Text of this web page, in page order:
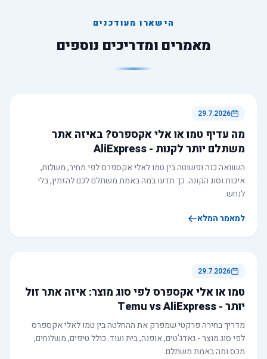
הישארו מעודכנים
מאמרים ומדריכים נוספים
29.7.2026
מה עדיף טמו או אלי אקספרס? באיזה אתר
משתלם יותר לקנות - AliExpress
השוואה כנה ופשוטה בין טמו לאלי אקספרס לפי מחיר, משלוח,
איכות וסוג הקונה. כך תדעו במה באמת משתלם לכם להזמין, בלי
לנחש.
למאמר המלא
29.7.2026
טמו או אלי אקספרס לפי סוג מוצר: איזה אתר זול
יותר - Temu vs AliExpress
מדריך בחירה פרקטי שמפרק את ההחלטה בין טמו לאלי אקספרס
לפי סוג מוצר - גאדג'טים, אופנה, בית ועוד. כולל טיפים, משלוחים,
מכס ומה באמת משתלם.